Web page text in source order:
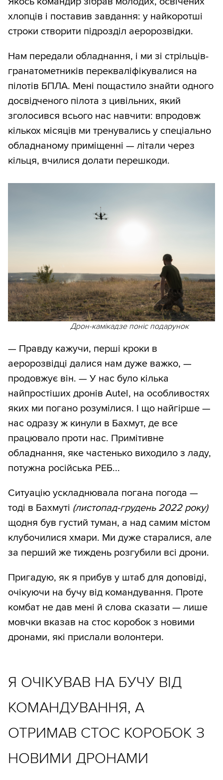
хлопців і поставив завдання: у найкоротші
строки створити підрозділ аеророзвідки.
Нам передали обладнання, і ми зі стрільців-
гранатометників перекваліфікувалися на
пілотів БПЛА. Мені пощастило знайти одного
досвідченого пілота з цивільних, який
зголосився всього нас навчити: впродовж
кількох місяців ми тренувались у спеціально
обладнаному приміщенні — літали через
кільця, вчилися долати перешкоди.
Дрон-камікадзе поніс подарунок
— Правду кажучи, перші кроки в
аеророзвідці далися нам дуже важко, —
продовжує він. — У нас було кілька
найпростіших дронів Autel, на особливостях
яких ми погано розумілися. І що найгірше —
нас одразу ж кинули в Бахмут, де все
працювало проти нас. Примітивне
обладнання, яке частенько виходило з ладу,
потужна російська РЕБ...
Ситуацію ускладнювала погана погода —
тоді в Бахмуті (листопад-грудень 2022 року)
щодня був густий туман, а над самим містом
клубочилися хмари. Ми дуже старалися, але
за перший же тиждень розгубили всі дрони.
Пригадую, як я прибув у штаб для доповіді,
очікуючи на бучу від командування. Проте
комбат не дав мені й слова сказати — лише
мовчки вказав на стос коробок з новими
дронами, які прислали волонтери.
Я ОЧІКУВАВ НА БУЧУ ВІД
КОМАНДУВАННЯ, А
ОТРИМАВ СТОС КОРОБОК З
НОВИМИ ДРОНАМИ